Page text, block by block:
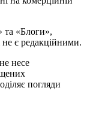
та «Блоги»,
не є редакційними.
несе
погляди